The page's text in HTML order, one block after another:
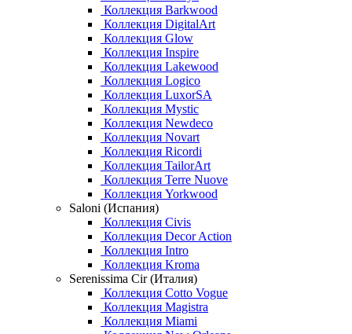
Коллекция Barkwood
Коллекция DigitalArt
Коллекция Glow
Коллекция Inspire
Коллекция Lakewood
Коллекция Logico
Коллекция LuxorSA
Коллекция Mystic
Коллекция Newdeco
Коллекция Novart
Коллекция Ricordi
Коллекция TailorArt
Коллекция Terre Nuove
Коллекция Yorkwood
Saloni (Испания)
Коллекция Civis
Коллекция Decor Action
Коллекция Intro
Коллекция Kroma
Serenissima Cir (Италия)
Коллекция Cotto Vogue
Коллекция Magistra
Коллекция Miami